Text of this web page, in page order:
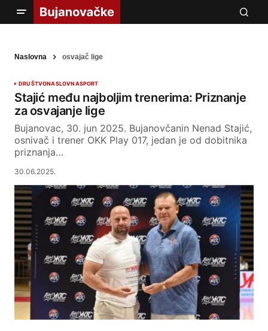
Naslovna osvajač lige
DRUŠTVONASLOVNASPORT
Stajić među najboljim trenerima: Priznanje
za osvajanje lige
Bujanovac, 30. jun 2025. Bujanovčanin Nenad Stajić,
osnivač i trener OKK Play 017, jedan je od dobitnika
priznanja…
30.06.2025.